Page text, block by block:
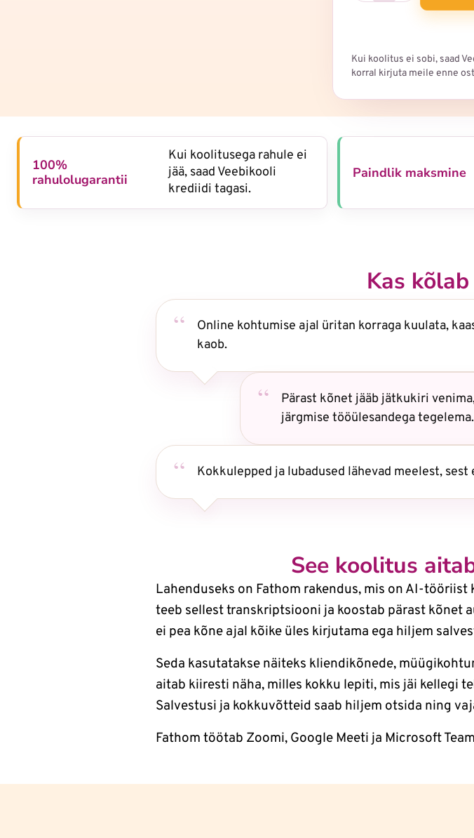
Kui koolitus ei sobi, saad
korral kirjuta meile enne
100%
rahulolugarantii
Kui koolitusega rahule ei
jää, saad Veebikooli
krediidi tagasi.
Paindlik maksmine
Kas
Online kohtumise ajal üritan korraga kuulata,
kaob.
Pärast kõnet jääb jätkukiri
järgmise tööülesandega tegelema.
Kokkulepped ja lubadused lähevad meelest,
See koolitus
Lahenduseks on Fathom rakendus, mis on AI-
teeb sellest transkriptsiooni ja koostab pärast kõnet
ei pea kõne ajal kõike üles kirjutama ega hiljem
Seda kasutatakse näiteks kliendikõnede,
aitab kiiresti näha, milles kokku lepiti, mis jäi kellegi
Salvestusi ja kokkuvõtteid saab hiljem otsida ning
Fathom töötab Zoomi, Google Meeti ja Microsoft